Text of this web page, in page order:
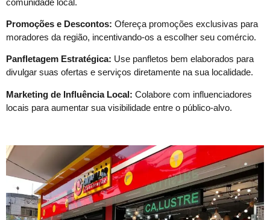
Promoções e Descontos: Ofereça promoções exclusivas para
moradores da região, incentivando-os a escolher seu comércio.
Panfletagem Estratégica: Use panfletos bem elaborados para
divulgar suas ofertas e serviços diretamente na sua localidade.
Marketing de Influência Local: Colabore com influenciadores
locais para aumentar sua visibilidade entre o público-alvo.